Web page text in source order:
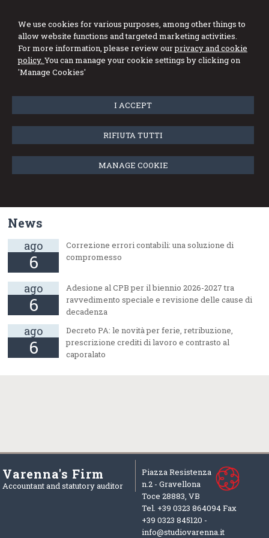
We use cookies for various purposes, among other things to
allow website functions and targeted marketing activities.
For more information, please review ourprivacy and cookie
policy. You can manage your cookie settings by clicking on
'Manage Cookies'
I ACCEPT
RIFIUTA TUTTI
MANAGE COOKIE
dic The new studio website is online
News
ago
6
Correzione errori contabili: una soluzione di
compromesso
ago
6
Adesione al CPB per il biennio 2026-2027 tra
ravvedimento speciale e revisione delle cause di
decadenza
ago
6
Decreto PA: le novità per ferie, retribuzione,
prescrizione crediti di lavoro e contrasto al
caporalato
Varenna's Firm
Accountant and statutory auditor
Piazza Resistenza
n.2 -Gravellona
Toce28883,VB
Tel. +390323 864094Fax
+390323 845120 -
info@studiovarenna.it